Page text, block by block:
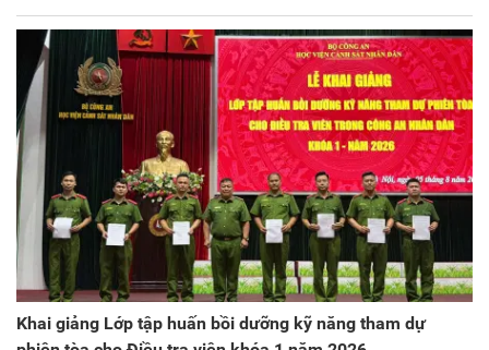
Khai giảng Lớp tập huấn bồi dưỡng kỹ năng tham dự